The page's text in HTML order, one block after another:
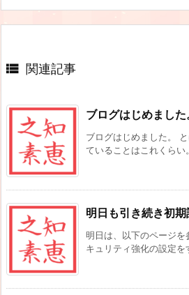
 関連記事
ブログはじめました
ブログはじめました。
ていることはこれくらい
明日も引き続き初
明日は、以下のページ
キュリティ強化の設定を